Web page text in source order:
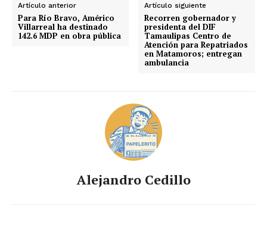
Artículo anterior
Para Río Bravo, Américo
Villarreal ha destinado
142.6 MDP en obra pública
Artículo siguiente
Recorren gobernador y
presidenta del DIF
Tamaulipas Centro de
Atención para Repatriados
en Matamoros; entregan
ambulancia
Alejandro Cedillo